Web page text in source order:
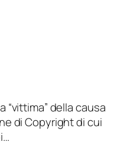
“vittima” della causa
di Copyright di cui